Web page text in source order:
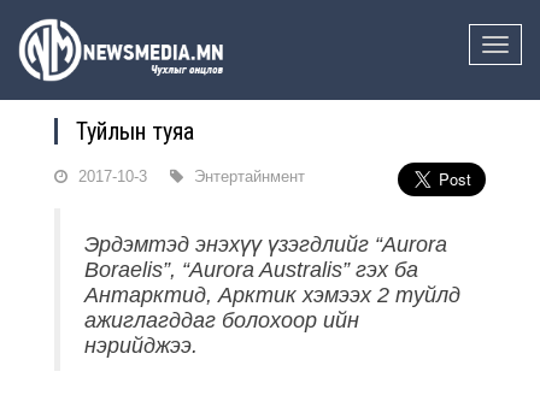
Toggle
Туйлын туяа
2017-10-3 Энтертайнмент
Эрдэмтэд энэхүү үзэгдлийг “Аurora
Boraelis”, “Aurora Australis” гэх ба
Антарктид, Арктик хэмээх 2 туйлд
ажиглагддаг болохоор ийн
нэрийджээ.